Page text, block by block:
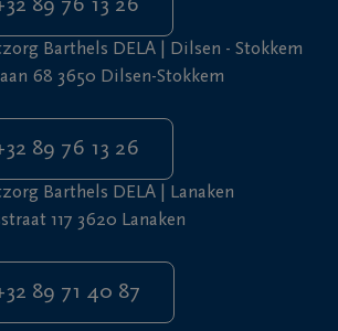
89 76 13 26
Barthels DELA | Dilsen - Stokkem
68 3650 Dilsen-Stokkem
89 76 13 26
Barthels DELA | Lanaken
117 3620 Lanaken
89 71 40 87